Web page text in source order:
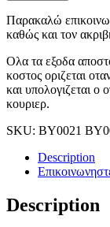
Παρακαλώ
καθώς και τον
Ολα τα εξοδα
κοστος οριζεται
και υπολογιζεται ο
κουριερ.
SKU: ΒΥ0021
Description
Description